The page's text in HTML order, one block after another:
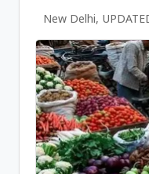
New Delhi,